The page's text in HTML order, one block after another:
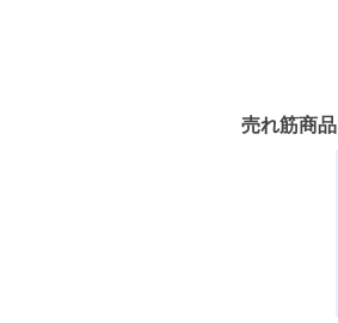
売れ筋商品